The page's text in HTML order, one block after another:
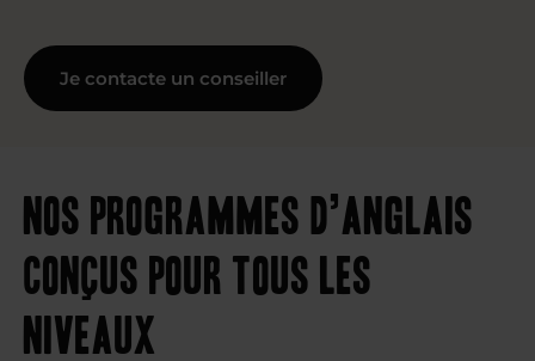
Je contacte un conseiller
Nos programmes d’anglais
conçus pour tous les
niveaux